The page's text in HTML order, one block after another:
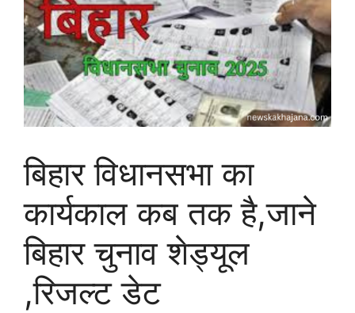
बिहार विधानसभा का
कार्यकाल कब तक है,जाने
बिहार चुनाव शेड्यूल
,रिजल्ट डेट